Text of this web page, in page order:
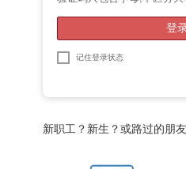
新职工？新生？或路过的朋